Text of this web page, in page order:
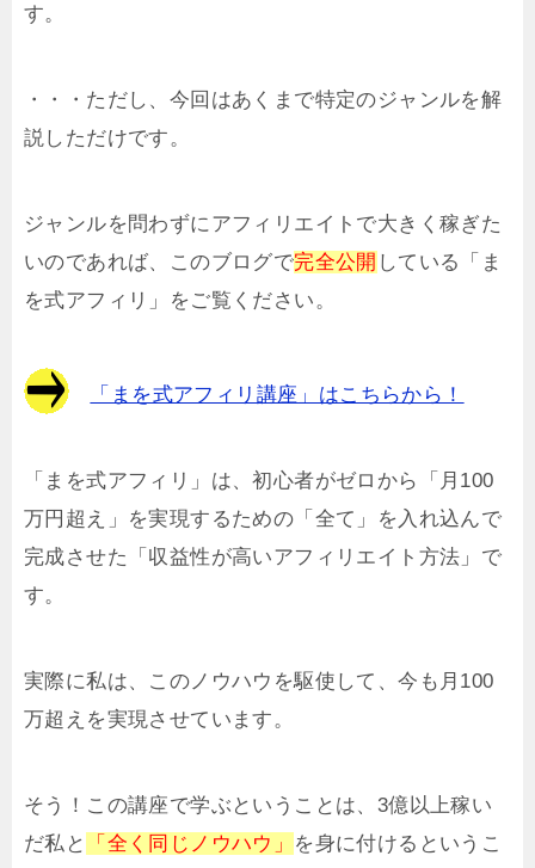
す。
・・・ただし、今回はあくまで特定のジャンルを解
説しただけです。
ジャンルを問わずにアフィリエイトで大きく稼ぎた
いのであれば、このブログで完全公開 している「ま
を式アフィリ」をご覧ください。
「まを式アフィリ講座」はこちらから！
「まを式アフィリ」は、初心者がゼロから「月100
万円超え」を実現するための「全て」を入れ込んで
完成させた「収益性が高いアフィリエイト方法」で
す。
実際に私は、このノウハウを駆使して、今も月100
万超えを実現させています。
そう！この講座で学ぶということは、3億以上稼い
だ私と
「全く同じノウハウ」 を身に付けるというこ